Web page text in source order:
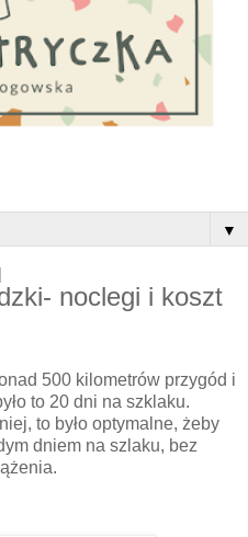
▼
noclegi i koszt
500 kilometrów przygód i
to 20 dni na szklaku.
to było optymalne, żeby
dniem na szlaku, bez